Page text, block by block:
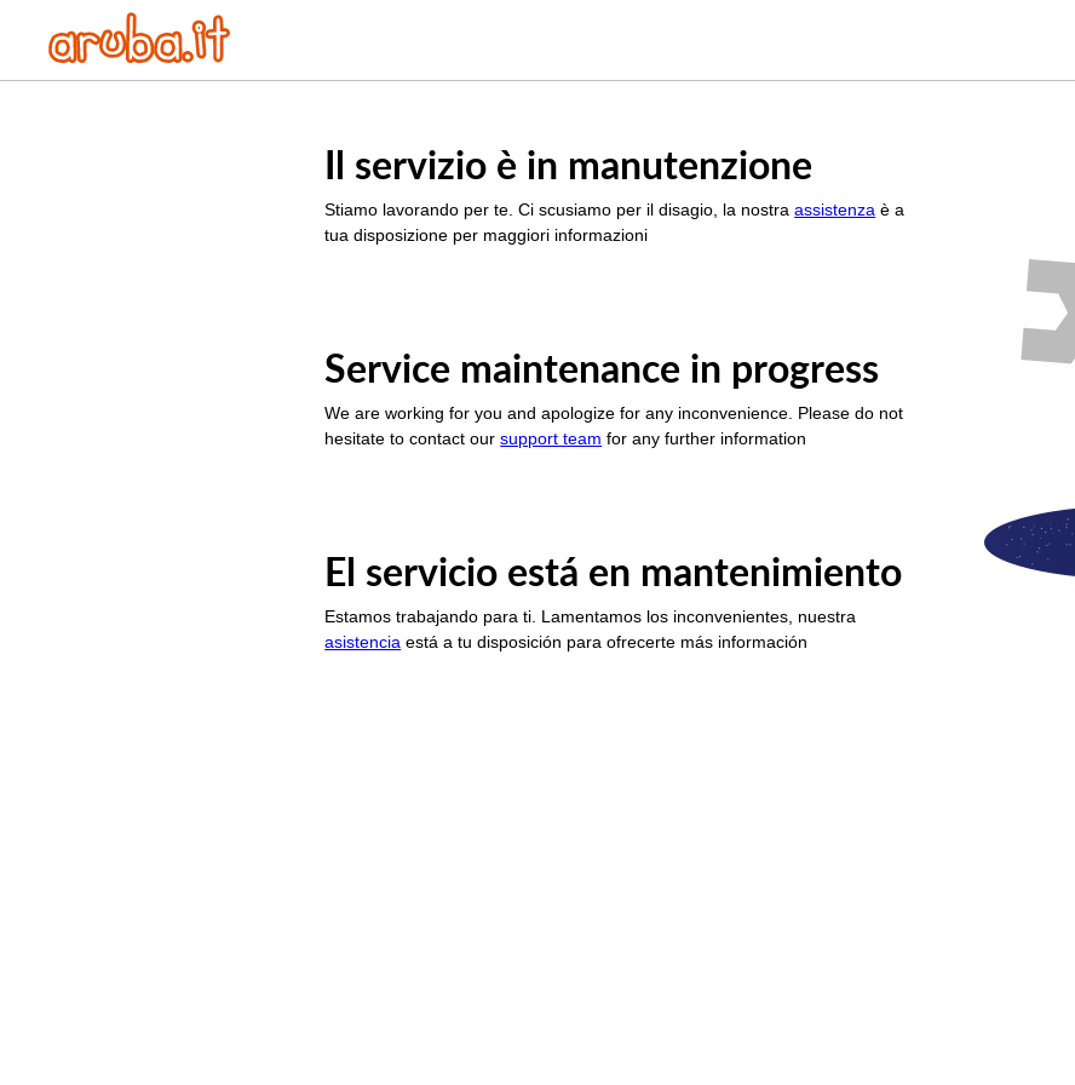
Il servizio è in manutenzione
Stiamo lavorando per te. Ci scusiamo per il disagio, la nostraassistenza è a
tua disposizione per maggiori informazioni
Service maintenance in progress
We are working for you and apologize for any inconvenience. Please do not
hesitate to contact oursupport team for any further information
El servicio está en mantenimiento
Estamos trabajando para ti. Lamentamos los inconvenientes, nuestra
asistencia está a tu disposición para ofrecerte más información